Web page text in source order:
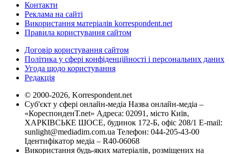
Контакти
Реклама на сайті
Використання матеріалів korrespondent.net
Правила користування сайтом
Договір користування сайтом
Політика у сфері конфіденційності і персональних даних
Угода щодо користування
Редакція
© 2000-2026, Korrespondent.net
Суб'єкт у сфері онлайн-медіа Назва онлайн-медіа –
«КореспонденТ.net» Адреса: 02091, місто Київ,
ХАРКІВСЬКЕ ШОСЕ, будинок 172-Б, офіс 208/1 E-mail:
sunlight@mediadim.com.ua Телефон: 044-205-43-00
Ідентифікатор медіа – R40-06068
Використання будь-яких матеріалів, розміщених на